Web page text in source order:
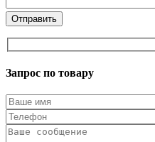
Запрос по товару